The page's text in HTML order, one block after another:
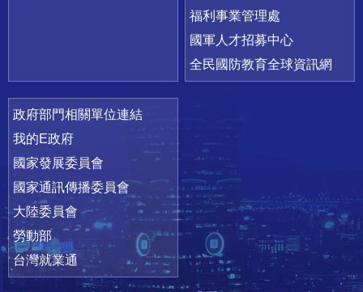
福利事業管理處
國軍人才招募中心
全民國防教育全球資訊網
政府部門相關單位連結
我的E政府
國家發展委員會
國家通訊傳播委員會
大陸委員會
勞動部
台灣就業通